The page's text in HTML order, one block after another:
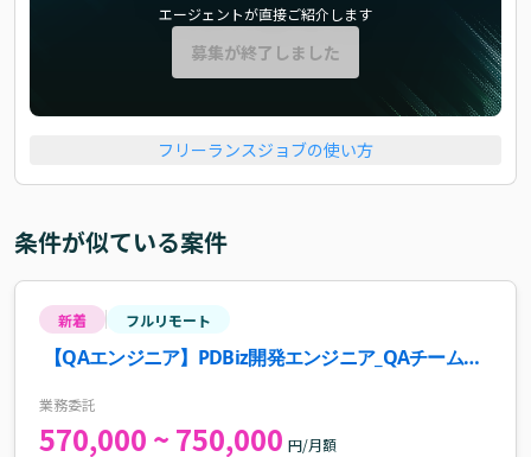
エージェントが直接ご紹介します
募集が終了しました
フリーランスジョブの使い方
条件が似ている案件
新着 フルリモート
【QAエンジニア】PDBiz開発エンジニア_QAチーム案
業務委託
570,000 ~ 750,000 円/月額